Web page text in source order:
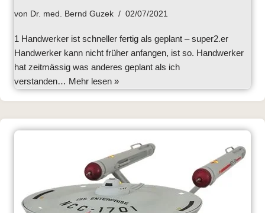
von Dr. med. Bernd Guzek 02/07/2021
1 Handwerker ist schneller fertig als geplant – super2.er
Handwerker kann nicht früher anfangen, ist so. Handwerker
hat zeitmässig was anderes geplant als ich
verstanden… Mehr lesen »